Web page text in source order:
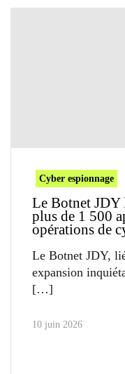
Cyber espionnage
Le Botnet JDY
plus de 1 500
opérations de
Le Botnet JDY,
expansion
10 juin 2026